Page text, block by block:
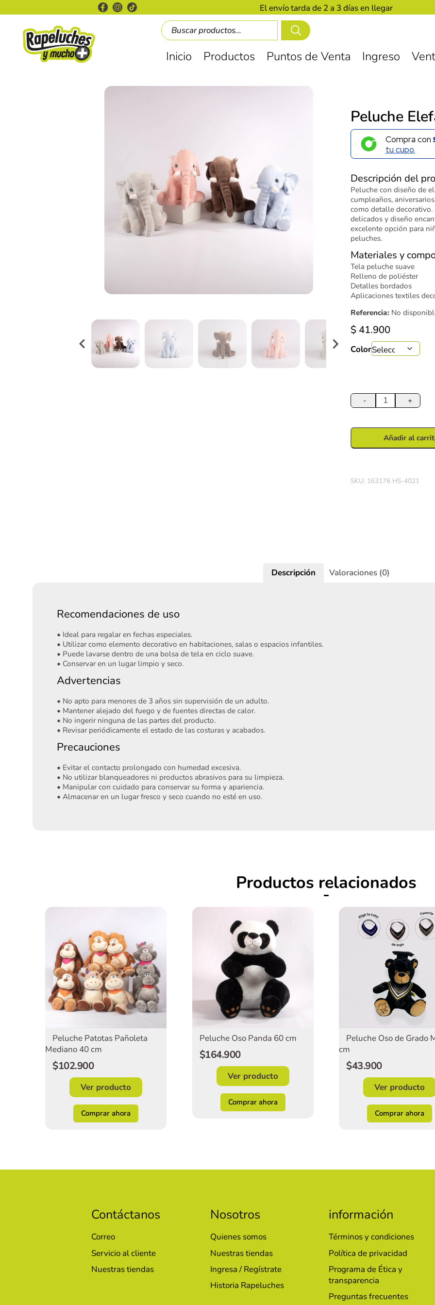
El envío tarda de 2 a 3 días en llegar
Inicio Productos Puntos de Venta Ingreso
Peluche
Compra con
tu cupo.
Descripción del
Peluche con diseño de
cumpleaños,
como detalle decorativo.
delicados y diseño
excelente opción para
peluches.
Materiales y
Tela peluche suave
Relleno de poliéster
Detalles bordados
Aplicaciones textiles
Referencia: No
$ 41.900
Color
-
Elefante
30
cantidad
+
Añadir al
SKU: 163176 HS-4021
Descripción Valoraciones (0)
Recomendaciones de uso
• Ideal para regalar en fechas especiales.
• Utilizar como elemento decorativo en habitaciones, salas o espacios infantiles.
• Puede lavarse dentro de una bolsa de tela en ciclo suave.
• Conservar en un lugar limpio y seco.
Advertencias
• No apto para menores de 3 años sin supervisión de un adulto.
• Mantener alejado del fuego y de fuentes directas de calor.
• No ingerir ninguna de las partes del producto.
• Revisar periódicamente el estado de las costuras y acabados.
Precauciones
• Evitar el contacto prolongado con humedad excesiva.
• No utilizar blanqueadores ni productos abrasivos para su limpieza.
• Manipular con cuidado para conservar su forma y apariencia.
• Almacenar en un lugar fresco y seco cuando no esté en uso.
Productos relacionados
Peluche Patotas Pañoleta
Mediano 40 cm
$102.900
Ver producto
Comprar ahora
Peluche Oso Panda 60 cm
$164.900
Ver producto
Comprar ahora
Peluche Oso de Grado
cm
$43.900
Ver producto
Comprar ahora
Contáctanos
Correo
Servicio al cliente
Nuestras tiendas
Nosotros
Quienes somos
Nuestras tiendas
Ingresa / Regístrate
Historia Rapeluches
información
Términos y condiciones
Política de privacidad
Programa de Ética y
transparencia
Preguntas frecuentes